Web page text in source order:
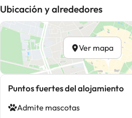
Ubicación y alrededores
Ver mapa
Puntos fuertes del alojamiento
Admite mascotas